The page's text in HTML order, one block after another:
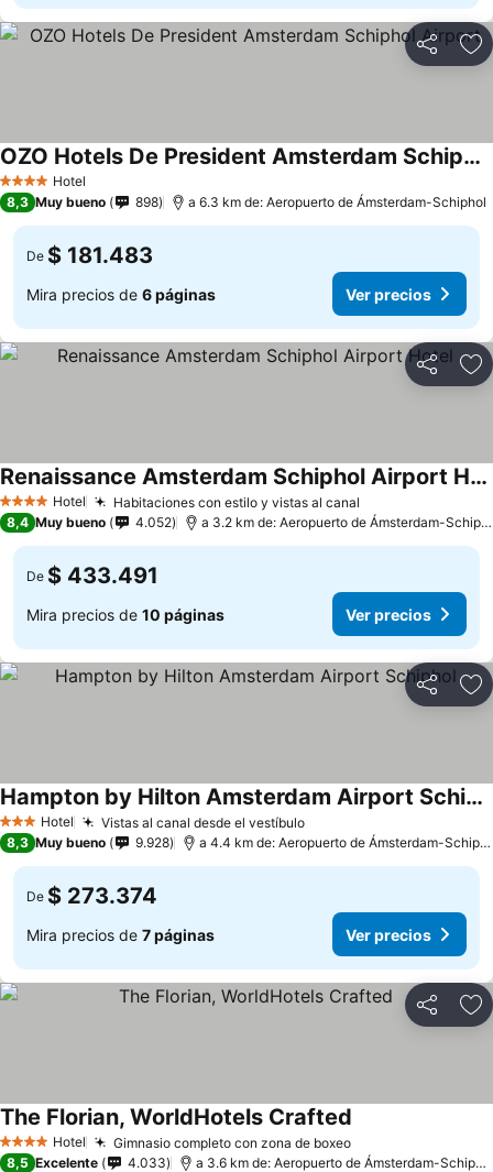
Compartir
4 EstrellasHotel
OZO Hotels De President Amsterdam Schiphol Airport
8,3 Muy bueno 898 a 6.3 km de: Aeropuerto de Ámsterdam-Schiphol
De $ 181.483
Mira precios de 6 páginas Ver precios
Compartir
4 EstrellasHotel Habitaciones con estilo y vistas al canal
Renaissance Amsterdam Schiphol Airport Hotel
8,4 Muy bueno 4.052 a 3.2 km de: Aeropuerto de Ámsterdam-Schiphol
De $ 433.491
Mira precios de 10 páginas Ver precios
Compartir
3 Estrellas
Hotel Vistas al canal desde el vestíbulo
Hampton by Hilton Amsterdam Airport Schiphol
8,3 Muy bueno 9.928 a 4.4 km de: Aeropuerto de Ámsterdam-Schiphol
De $ 273.374
Mira precios de 7 páginas Ver precios
Compartir
4 EstrellasHotel Gimnasio completo con zona de boxeo
The Florian, WorldHotels Crafted
8,5 Excelente 4.033 a 3.6 km de: Aeropuerto de Ámsterdam-Schiphol